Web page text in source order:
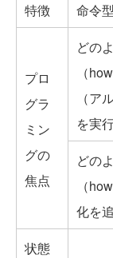
特徴
命令
プロ
グラ
ミン
グの
焦点
どの
（
（ア
を実
どの
（
化を
状態